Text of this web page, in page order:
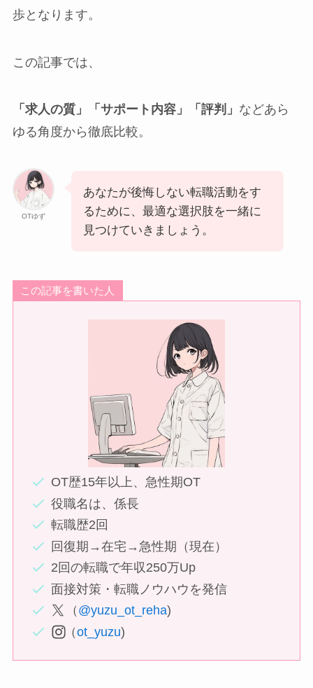
歩となります。
この記事では、
「求人の質」「サポート内容」「評判」 などあら
ゆる角度から徹底比較。
OTゆず
あなたが後悔しない転職活動をす
るために、最適な選択肢を一緒に
見つけていきましょう。
この記事を書いた人
OT歴15年以上、急性期OT
役職名は、係長
転職歴2回
回復期→在宅→急性期（現在）
2回の転職で年収250万Up
面接対策・転職ノウハウを発信
（ @yuzu_ot_reha)
（ot_yuzu)